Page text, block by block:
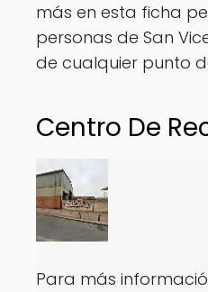
más en esta ficha
personas de San
de cualquier punto
Centro De
Para más